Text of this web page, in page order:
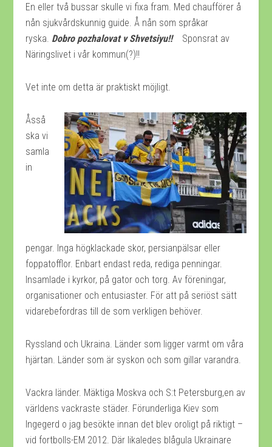
En eller två bussar skulle vi fixa fram. Med chaufförer å
nån sjukvårdskunnig guide. Å nån som språkar
ryska. Dobro pozhalovat v Shvetsiyu!!
Sponsrat av
Näringslivet i vår kommun(?)!!
Vet inte om detta är praktiskt möjligt.
Åsså
ska vi
samla
in
pengar. Inga högklackade skor, persianpälsar eller
foppatofflor. Enbart endast reda, rediga penningar.
Insamlade i kyrkor, på gator och torg. Av föreningar,
organisationer och entusiaster. För att på seriöst sätt
vidarebefordras till de som verkligen behöver.
Ryssland och Ukraina. Länder som ligger varmt om våra
hjärtan. Länder som är syskon och som gillar varandra.
Vackra länder. Mäktiga Moskva och S:t Petersburg,en av
världens vackraste städer. Förunderliga Kiev som
Ingegerd o jag besökte innan det blev oroligt på riktigt –
vid fortbolls-EM 2012. Där likaledes blågula Ukrainare